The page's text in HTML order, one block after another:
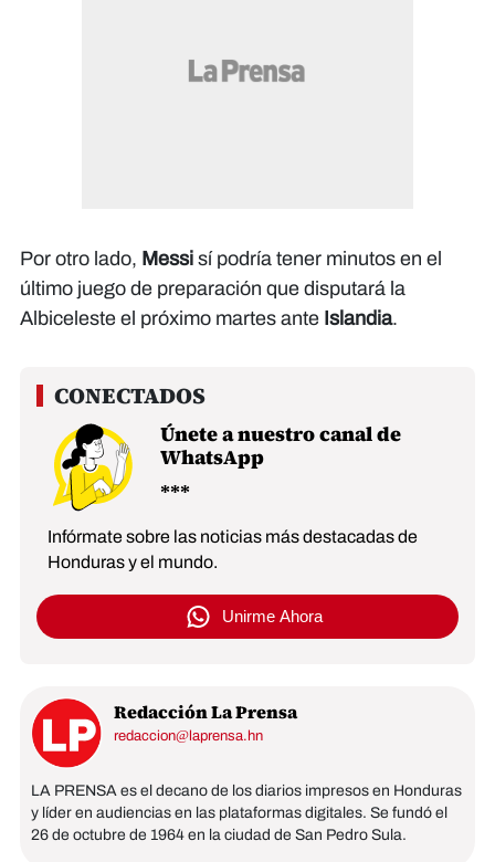
Por otro lado, Messi sí podría tener minutos en el
último juego de preparación que disputará la
Albiceleste el próximo martes ante Islandia.
Únete a nuestro canal de
WhatsApp
Infórmate sobre las noticias más destacadas de
Honduras y el mundo.
Unirme Ahora
Redacción La Prensa
redaccion@laprensa.hn
LA PRENSA es el decano de los diarios impresos en Honduras
y líder en audiencias en las plataformas digitales. Se fundó el
26 de octubre de 1964 en la ciudad de San Pedro Sula.